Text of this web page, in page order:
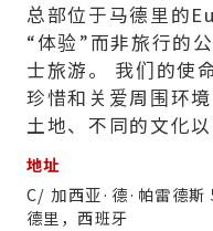
总部位于马德里的
“体验”而非旅行的
士旅游。 我们的使
珍惜和关爱周围环
土地、不同的文化
地址
C/ 加西亚·德·帕雷德
德里，西班牙